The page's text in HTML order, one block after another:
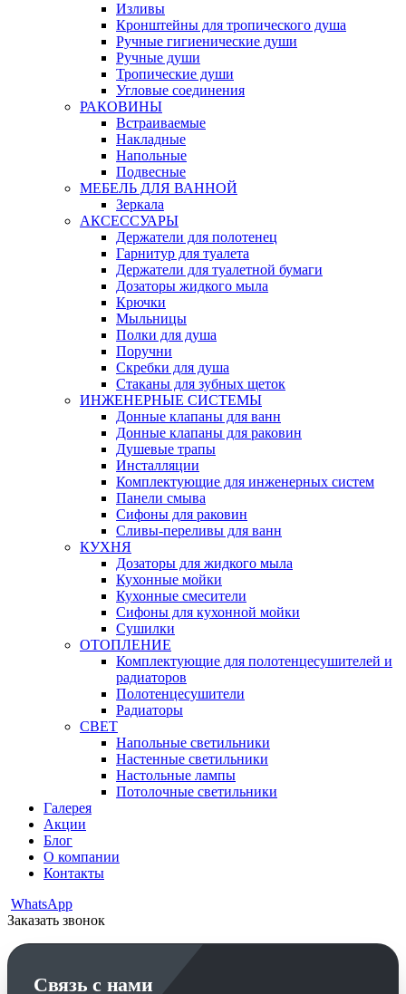
Изливы
Кронштейны для тропического душа
Ручные гигиенические души
Ручные души
Тропические души
Угловые соединения
РАКОВИНЫ
Встраиваемые
Накладные
Напольные
Подвесные
МЕБЕЛЬ ДЛЯ ВАННОЙ
Зеркала
АКСЕССУАРЫ
Держатели для полотенец
Гарнитур для туалета
Держатели для туалетной бумаги
Дозаторы жидкого мыла
Крючки
Мыльницы
Полки для душа
Поручни
Скребки для душа
Стаканы для зубных щеток
ИНЖЕНЕРНЫЕ СИСТЕМЫ
Донные клапаны для ванн
Донные клапаны для раковин
Душевые трапы
Инсталляции
Комплектующие для инженерных систем
Панели смыва
Сифоны для раковин
Сливы-переливы для ванн
КУХНЯ
Дозаторы для жидкого мыла
Кухонные мойки
Кухонные смесители
Сифоны для кухонной мойки
Сушилки
ОТОПЛЕНИЕ
Комплектующие для полотенцесушителей и
радиаторов
Полотенцесушители
Радиаторы
СВЕТ
Напольные светильники
Настенные светильники
Настольные лампы
Потолочные светильники
Галерея
Акции
Блог
О компании
Контакты
WhatsApp
Заказать звонок
Связь с нами